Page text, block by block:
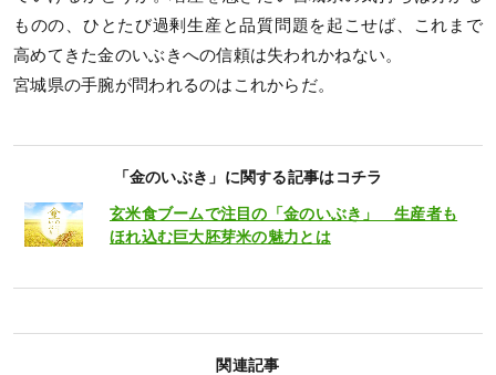
ものの、ひとたび過剰生産と品質問題を起こせば、これまで
高めてきた金のいぶきへの信頼は失われかねない。
宮城県の手腕が問われるのはこれからだ。
「金のいぶき」に関する記事はコチラ
玄米食ブームで注目の「金のいぶき」 生産者も
ほれ込む巨大胚芽米の魅力とは
関連記事